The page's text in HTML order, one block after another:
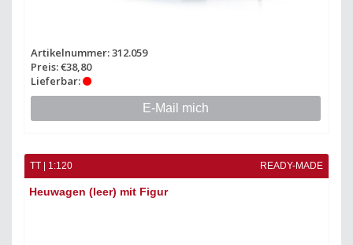
Artikelnummer: 312.059
Preis: €38,80
Lieferbar:
E-Mail mich
TT | 1:120 READY-MADE
Heuwagen (leer) mit Figur